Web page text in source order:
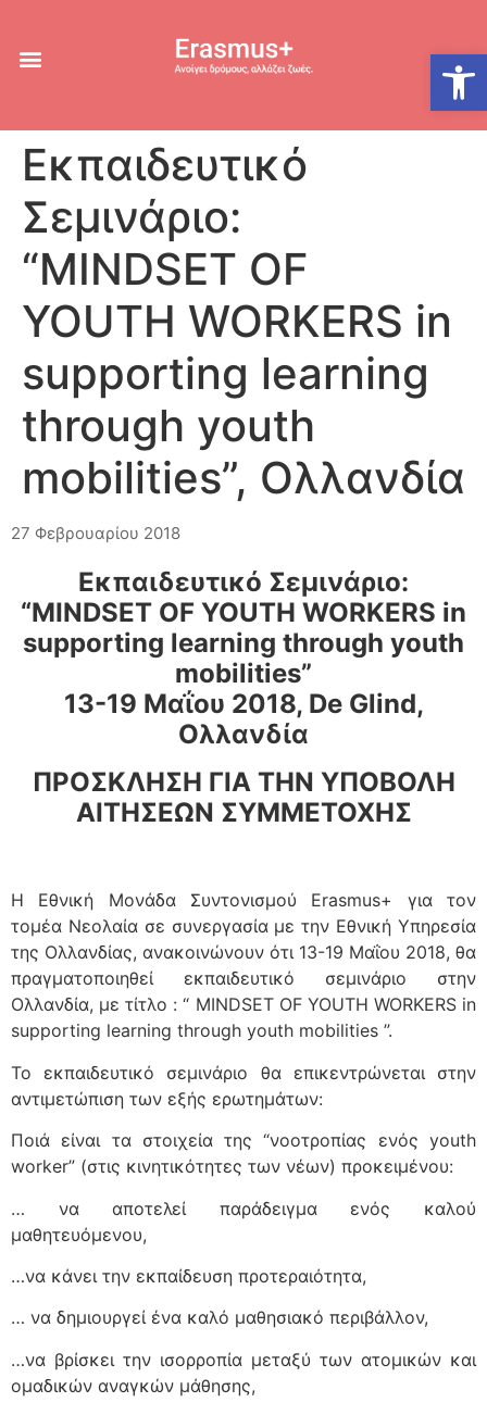
Εκπαιδευτικό
Σεμινάριο:
“MINDSET OF
YOUTH WORKERS in
supporting learning
through youth
mobilities”, Ολλανδία
27 Φεβρουαρίου 2018
Εκπαιδευτικό Σεμινάριο:
“MINDSET OF YOUTH WORKERS in
supporting learning through youth
mobilities”
13-19 Μαΐου 2018, De Glind,
Ολλανδία
ΠΡΟΣΚΛΗΣΗ ΓΙΑ ΤΗΝ ΥΠΟΒΟΛΗ
ΑΙΤΗΣΕΩΝ ΣΥΜΜΕΤΟΧΗΣ
Η Εθνική Μονάδα Συντονισμού Erasmus+ για τον
τομέα Νεολαία σε συνεργασία με την Εθνική Υπηρεσία
της Ολλανδίας, ανακοινώνουν ότι 13-19 Μαΐου 2018, θα
πραγματοποιηθεί εκπαιδευτικό σεμινάριο στην
Ολλανδία, με τίτλο : “ MINDSET OF YOUTH WORKERS in
supporting learning through youth mobilities ”.
Το εκπαιδευτικό σεμινάριο θα επικεντρώνεται στην
αντιμετώπιση των εξής ερωτημάτων:
Ποιά είναι τα στοιχεία της “νοοτροπίας ενός youth
worker” (στις κινητικότητες των νέων) προκειμένου:
… να αποτελεί παράδειγμα ενός καλού
μαθητευόμενου,
…να κάνει την εκπαίδευση προτεραιότητα,
… να δημιουργεί ένα καλό μαθησιακό περιβάλλον,
…να βρίσκει την ισορροπία μεταξύ των ατομικών και
ομαδικών αναγκών μάθησης,